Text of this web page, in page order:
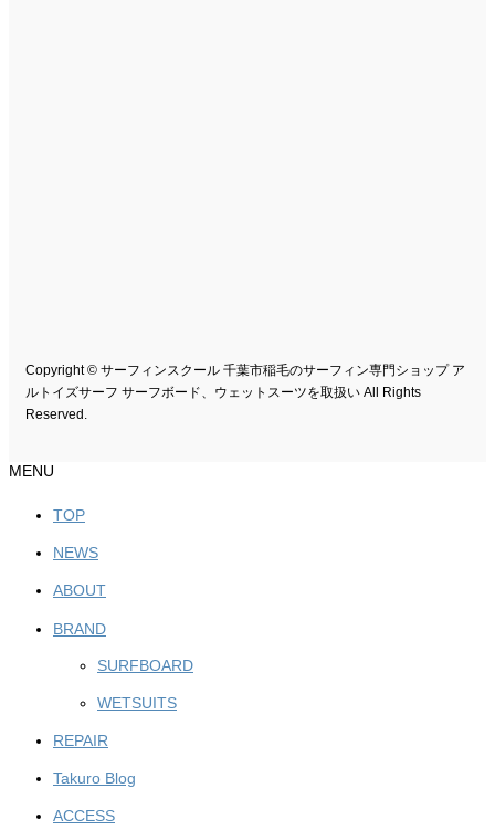
Copyright © サーフィンスクール 千葉市稲毛のサーフィン専門ショップ ア
ルトイズサーフ サーフボード、ウェットスーツを取扱い All Rights
Reserved.
MENU
TOP
NEWS
ABOUT
BRAND
SURFBOARD
WETSUITS
REPAIR
Takuro Blog
ACCESS